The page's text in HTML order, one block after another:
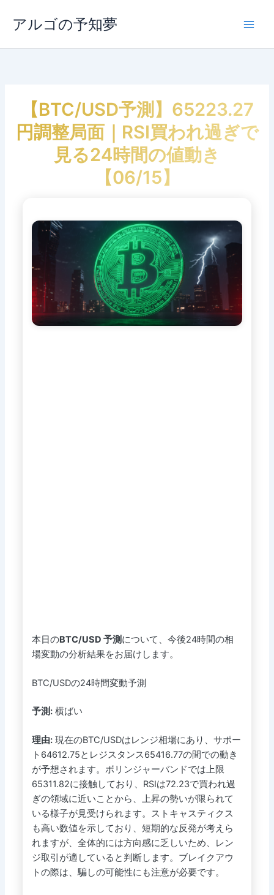
ス
アルゴの予知夢
【BTC/USD予測】65223.27
円調整局面｜RSI買われ過ぎで
見る24時間の値動き
【06/15】
本日のBTC/USD 予測について、今後24時間の相
場変動の分析結果をお届けします。
BTC/USDの24時間変動予測
予測:横ばい
理由:現在のBTC/USDはレンジ相場にあり、サポー
ト64612.75とレジスタンス65416.77の間での動き
が予想されます。ボリンジャーバンドでは上限
65311.82に接触しており、RSIは72.23で買われ過
ぎの領域に近いことから、上昇の勢いが限られて
いる様子が見受けられます。ストキャスティクス
も高い数値を示しており、短期的な反発が考えら
れますが、全体的には方向感に乏しいため、レン
ジ取引が適していると判断します。ブレイクアウ
トの際は、騙しの可能性にも注意が必要です。